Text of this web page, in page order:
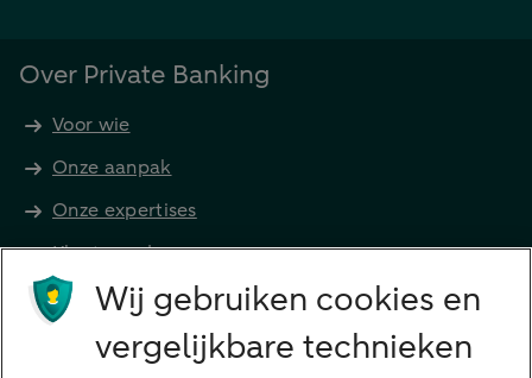
Over Private Banking
Voor wie
Onze aanpak
Onze expertises
Klant worden
ProductenWij gebruiken cookies en
vergelijkbare technieken